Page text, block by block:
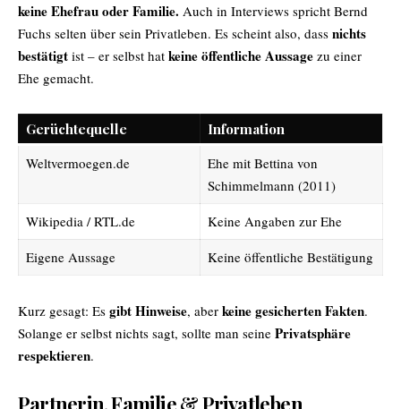
keine Ehefrau oder Familie. Auch in Interviews spricht Bernd
Fuchs selten über sein Privatleben. Es scheint also, dass nichts
bestätigt ist – er selbst hat keine öffentliche Aussage zu einer
Ehe gemacht.
Gerüchtequelle
Information
Weltvermoegen.de
Ehe mit Bettina von
Schimmelmann (2011)
Wikipedia / RTL.de
Keine Angaben zur Ehe
Eigene Aussage
Keine öffentliche Bestätigung
Kurz gesagt: Es gibt Hinweise, aber keine gesicherten Fakten.
Solange er selbst nichts sagt, sollte man seine Privatsphäre
respektieren.